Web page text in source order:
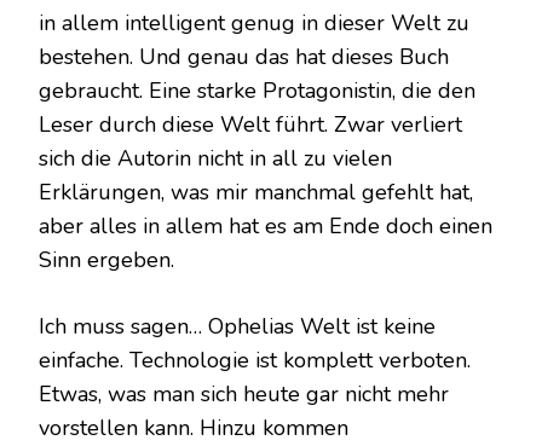
in allem intelligent genug in dieser Welt zu
bestehen. Und genau das hat dieses Buch
gebraucht. Eine starke Protagonistin, die den
Leser durch diese Welt führt. Zwar verliert
sich die Autorin nicht in all zu vielen
Erklärungen, was mir manchmal gefehlt hat,
aber alles in allem hat es am Ende doch einen
Sinn ergeben.
Ich muss sagen… Ophelias Welt ist keine
einfache. Technologie ist komplett verboten.
Etwas, was man sich heute gar nicht mehr
vorstellen kann. Hinzu kommen